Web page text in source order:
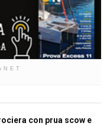
con prua scow e